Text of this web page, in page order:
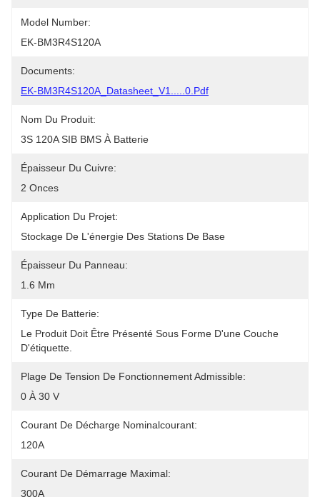
Model Number:
EK-BM3R4S120A
Documents:
EK-BM3R4S120A_Datasheet_V1.....0.pdf
Nom Du Produit:
3S 120A SIB BMS À Batterie
Épaisseur Du Cuivre:
2 Onces
Application Du Projet:
Stockage De L'énergie Des Stations De Base
Épaisseur Du Panneau:
1.6 Mm
Type De Batterie:
Le Produit Doit Être Présenté Sous Forme D'une Couche
D'étiquette.
Plage De Tension De Fonctionnement Admissible:
0 À 30 V
Courant De Décharge Nominalcourant:
120A
Courant De Démarrage Maximal:
300A